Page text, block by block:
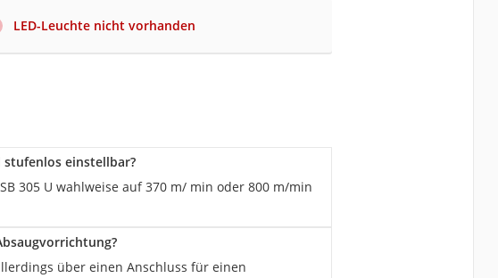
LED-Leuchte nicht vorhanden
stufenlos einstellbar?
305 U wahlweise auf 370 m/ min oder 800 m/min
über einen Anschluss für einen